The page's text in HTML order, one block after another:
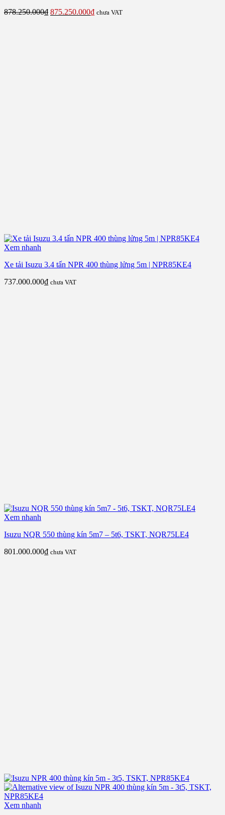
878.250.000₫ Giá
875.250.000₫Giá
chưa VAT
Xem nhanh
Xe tải Isuzu 3.4 tấn NPR 400 thùng lửng 5m | NPR85KE4
737.000.000₫ chưa VAT
Xem nhanh
Isuzu NQR 550 thùng kín 5m7 – 5t6, TSKT, NQR75LE4
801.000.000₫ chưa VAT
Xem nhanh